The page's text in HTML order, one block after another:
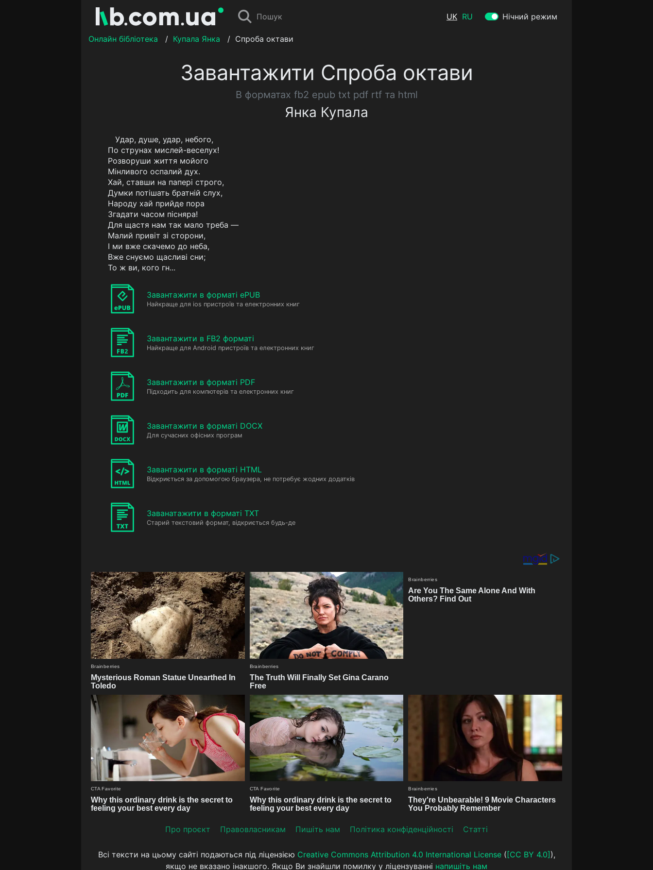
Пошук UK RU Нічний режим
Онлайн бібліотека / Купала Янка / Спроба октави
Завантажити Спроба октави
В форматах fb2 epub txt pdf rtf та html
Янка Купала
Удар, душе, удар, небого,
По струнах мислей-веселух!
Розворуши життя мойого
Мінливого оспалий дух.
Хай, ставши на папері строго,
Думки потішать братній слух,
Народу хай прийде пора
Згадати часом пісняра!
Для щастя нам так мало треба —
Малий привіт зі сторони,
І ми вже скачемо до неба,
Вже снуємо щасливі сни;
То ж ви, кого гн...
Завантажити в форматі ePUB
Найкраще для ios пристроїв та електронних книг
Завантажити в FB2 форматі
Найкраще для Android пристроїв та електронних книг
Завантажити в форматі PDF
Підходить для компютерів та електронних книг
Завантажити в форматі DOCX
Для сучасних офісних програм
Завантажити в форматі HTML
Відкриється за допомогою браузера, не потребує жодних додатків
Заванатажити в форматі TXT
Старий текстовий формат, відкриється будь-де
Про проєкт Прaвoвлaсникaм Пишіть нам Політика конфіденційності Статті
Всі тексти на цьому сайті подаються під ліцензією Creative Commons Attribution 4.0 International License( [CC BY 4.0] ),
якщо не вказано інакшого. Якщо Ви знайшли помилку у ліцензуванні напишіть нам